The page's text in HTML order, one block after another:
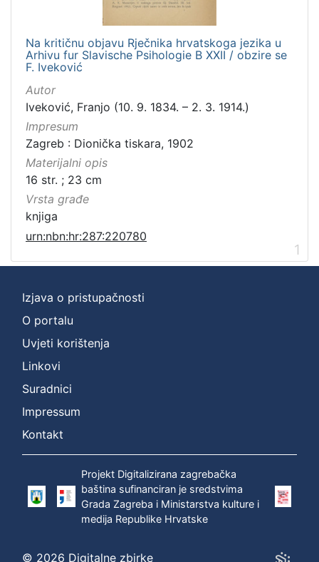
Na kritičnu objavu Rječnika hrvatskoga jezika u
Arhivu fur Slavische Psihologie B XXII / obzire se
F. Iveković
Autor
Iveković, Franjo (10. 9. 1834. – 2. 3. 1914.)
Impresum
Zagreb : Dionička tiskara, 1902
Materijalni opis
16 str. ; 23 cm
Vrsta građe
knjiga
urn:nbn:hr:287:220780
1
Izjava o pristupačnosti
O portalu
Uvjeti korištenja
Linkovi
Suradnici
Impressum
Kontakt
Projekt Digitalizirana zagrebačka
baština sufinanciran je sredstvima
Grada Zagreba i Ministarstva kulture i
medija Republike Hrvatske
© 2026 Digitalne zbirke